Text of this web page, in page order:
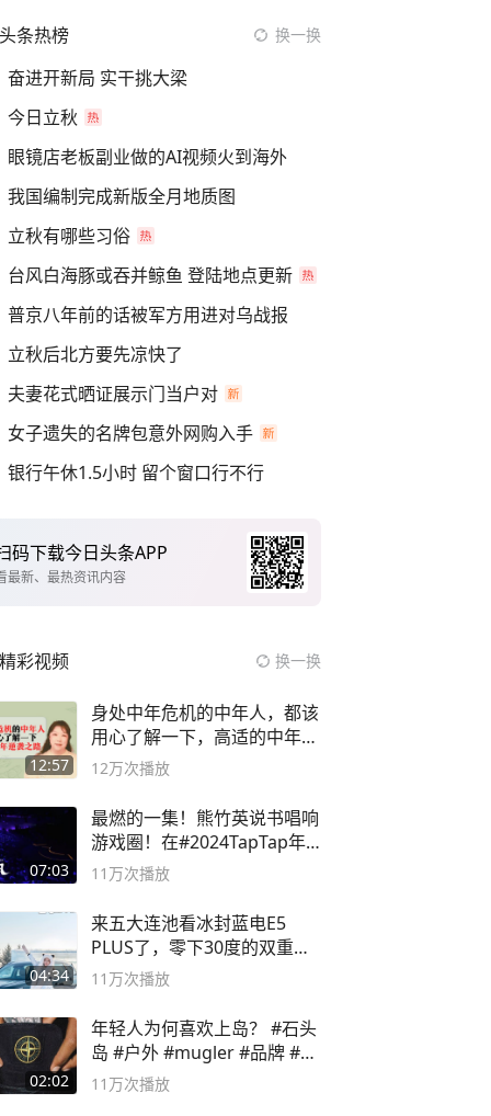
头条热榜 换一换
奋进开新局 实干挑大梁
今日立秋
眼镜店老板副业做的AI视频火到海外
我国编制完成新版全月地质图
立秋有哪些习俗
台风白海豚或吞并鲸鱼 登陆地点更新
普京八年前的话被军方用进对乌战报
立秋后北方要先凉快了
夫妻花式晒证展示门当户对
女子遗失的名牌包意外网购入手
银行午休1.5小时 留个窗口行不行
码下载今日头条APP
最新、最热资讯内容
精彩视频 换一换
12:57
身处中年危机的中年人，都该
用心了解一下，高适的中年逆
袭之路
12万次播放
07:03
最燃的一集！熊竹英说书唱响
游戏圈！在#2024TapTap年
度游戏大赏
11万次播放
04:34
来五大连池看冰封蓝电E5
PLUS了，零下30度的双重冰
封40小时全录
11万次播放
02:02
年轻人为何喜欢上岛？ #石头
岛 #户外 #mugler #品牌 #足
球流氓
11万次播放